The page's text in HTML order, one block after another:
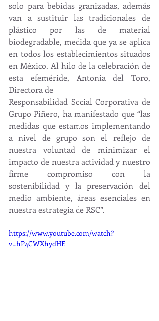
solo para bebidas granizadas, además
van a sustituir las tradicionales de
plástico por las de material
biodegradable, medida que ya se aplica
en todos los establecimientos situados
en México. Al hilo de la celebración de
esta efeméride, Antonia del Toro,
Directora de
Responsabilidad Social Corporativa de
Grupo Piñero, ha manifestado que “las
medidas que estamos implementando
a nivel de grupo son el reflejo de
nuestra voluntad de minimizar el
impacto de nuestra actividad y nuestro
firme compromiso con la
sostenibilidad y la preservación del
medio ambiente, áreas esenciales en
nuestra estrategia de RSC”.
https://www.youtube.com/watch?
v=hP4CWXhydHE